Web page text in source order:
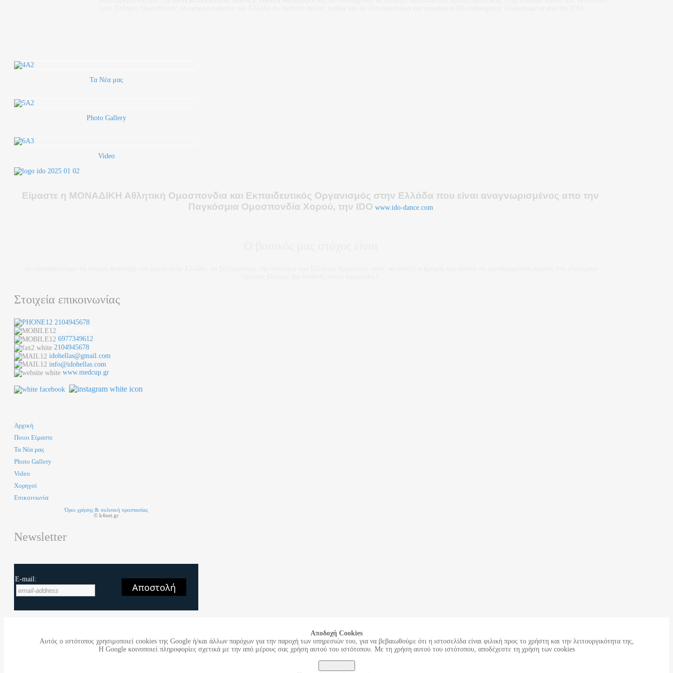
Τα Νέα μας
Photo Gallery
Video
Είμαστε η ΜΟΝΑΔΙΚΗ Αθλητική Ομοσπονδια και Εκπαιδευτικός Οργανισμός στην Ελλάδα που είναι αναγνωρισμένος απο την
Παγκόσμια Ομοσπονδία Χορού, την IDO www.ido-dance.com
Στοιχεία επικοινωνίας
2104945678
6977349612
2104945678
idohellas@gmail.com
info@idohellas.com
www.medcup.gr
Αρχική
Ποιοι Είμαστε
Τα Νέα μας
Photo Gallery
Video
Χορηγοί
Επικοινωνία
Όροι χρήσης & πολιτική προστασίας
© k4net.gr
Newsletter
E-mail:
Αποστολή
Aποδοχή Cookies
Αυτός ο ιστότοπος χρησιμοποιεί cookies της Google ή/και άλλων παρόχων για την παροχή των υπηρεσιών του, για να βεβαιωθούμε ότι η ιστοσελίδα είναι φιλική προς το χρήστη και την λειτουργικότητα της,
Η Google κοινοποιεί πληροφορίες σχετικά με την από μέρους σας χρήση αυτού του ιστότοπου. Με τη χρήση αυτού του ιστότοπου, αποδέχεστε τη χρήση των cookies